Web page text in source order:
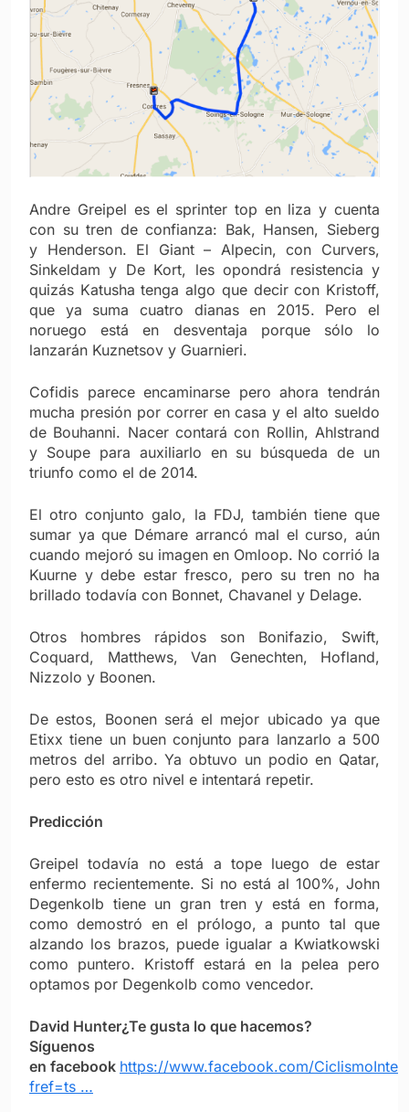
Andre Greipel es el sprinter top en liza y cuenta
con su tren de confianza: Bak, Hansen, Sieberg
y Henderson. El Giant – Alpecin, con Curvers,
Sinkeldam y De Kort, les opondrá resistencia y
quizás Katusha tenga algo que decir con Kristoff,
que ya suma cuatro dianas en 2015. Pero el
noruego está en desventaja porque sólo lo
lanzarán Kuznetsov y Guarnieri.
Cofidis parece encaminarse pero ahora tendrán
mucha presión por correr en casa y el alto sueldo
de Bouhanni. Nacer contará con Rollin, Ahlstrand
y Soupe para auxiliarlo en su búsqueda de un
triunfo como el de 2014.
El otro conjunto galo, la FDJ, también tiene que
sumar ya que Démare arrancó mal el curso, aún
cuando mejoró su imagen en Omloop. No corrió la
Kuurne y debe estar fresco, pero su tren no ha
brillado todavía con Bonnet, Chavanel y Delage.
Otros hombres rápidos son Bonifazio, Swift,
Coquard, Matthews, Van Genechten, Hofland,
Nizzolo y Boonen.
De estos, Boonen será el mejor ubicado ya que
Etixx tiene un buen conjunto para lanzarlo a 500
metros del arribo. Ya obtuvo un podio en Qatar,
pero esto es otro nivel e intentará repetir.
Predicción
Greipel todavía no está a tope luego de estar
enfermo recientemente. Si no está al 100%, John
Degenkolb tiene un gran tren y está en forma,
como demostró en el prólogo, a punto tal que
alzando los brazos, puede igualar a Kwiatkowski
como puntero. Kristoff estará en la pelea pero
optamos por Degenkolb como vencedor.
David Hunter¿Te gusta lo que hacemos?
Síguenos
en facebook https://www.facebook.com/
fref=ts …